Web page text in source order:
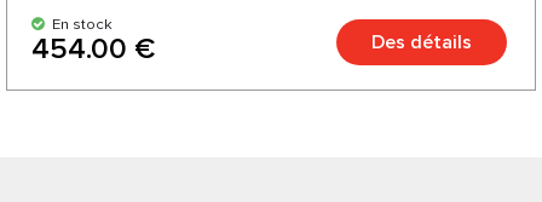
En stock
454.00 € Des détails